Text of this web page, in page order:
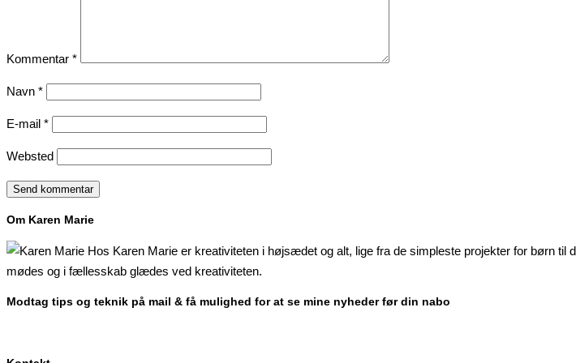
Kommentar *
Navn *
E-mail *
Websted
Om Karen Marie
Hos Karen Marie er kreativiteten i højsædet og alt, lige fra de simpleste projekter for børn
mødes og i fællesskab glædes ved kreativiteten.
Modtag tips og teknik på mail & få mulighed for at se mine nyheder før din nabo